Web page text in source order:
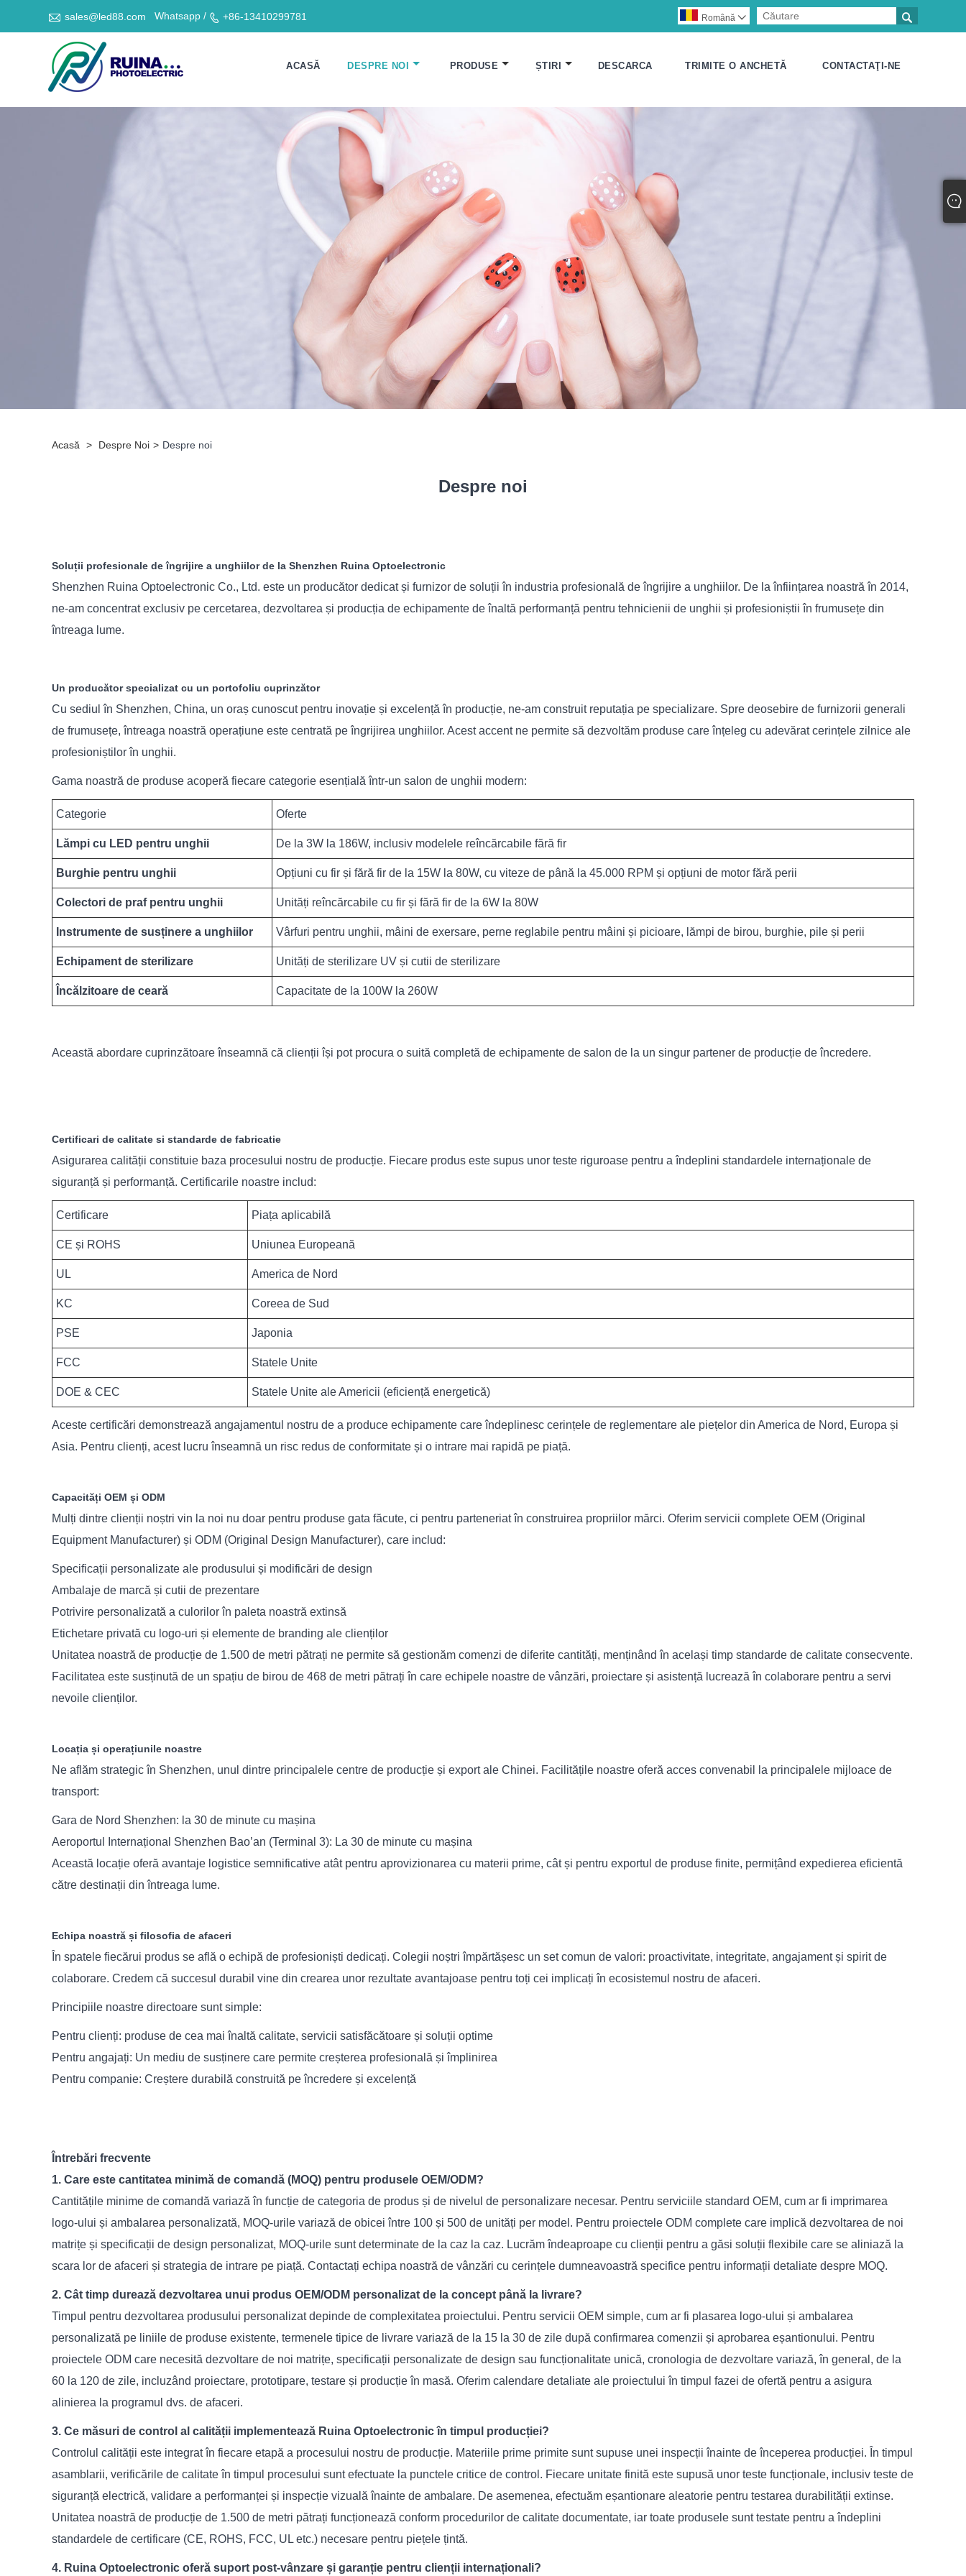
 sales@led88.com Whatsapp /  +86-13410299781 
Română 
ACASĂ DESPRE NOI PRODUSE ȘTIRI DESCARCA TRIMITE O ANCHETĂ CONTACTAŢI-NE
Acasă > Despre Noi > Despre noi
Despre noi
Soluții profesionale de îngrijire a unghiilor de la Shenzhen Ruina Optoelectronic
Shenzhen Ruina Optoelectronic Co., Ltd. este un producător dedicat și furnizor de soluții în industria profesională de îngrijire a unghiilor. De la înființarea noastră în 2014,
ne-am concentrat exclusiv pe cercetarea, dezvoltarea și producția de echipamente de înaltă performanță pentru tehnicienii de unghii și profesioniștii în frumusețe din
întreaga lume.
Un producător specializat cu un portofoliu cuprinzător
Cu sediul în Shenzhen, China, un oraș cunoscut pentru inovație și excelență în producție, ne-am construit reputația pe specializare. Spre deosebire de furnizorii generali
de frumusețe, întreaga noastră operațiune este centrată pe îngrijirea unghiilor. Acest accent ne permite să dezvoltăm produse care înțeleg cu adevărat cerințele zilnice ale
profesioniștilor în unghii.
Gama noastră de produse acoperă fiecare categorie esențială într-un salon de unghii modern:
Categorie Oferte
Lămpi cu LED pentru unghii De la 3W la 186W, inclusiv modelele reîncărcabile fără fir
Burghie pentru unghii Opțiuni cu fir și fără fir de la 15W la 80W, cu viteze de până la 45.000 RPM și opțiuni de motor fără perii
Colectori de praf pentru unghii Unități reîncărcabile cu fir și fără fir de la 6W la 80W
Instrumente de susținere a unghiilor Vârfuri pentru unghii, mâini de exersare, perne reglabile pentru mâini și picioare, lămpi de birou, burghie, pile și perii
Echipament de sterilizare Unități de sterilizare UV și cutii de sterilizare
Încălzitoare de ceară Capacitate de la 100W la 260W
Această abordare cuprinzătoare înseamnă că clienții își pot procura o suită completă de echipamente de salon de la un singur partener de producție de încredere.
Certificari de calitate si standarde de fabricatie
Asigurarea calității constituie baza procesului nostru de producție. Fiecare produs este supus unor teste riguroase pentru a îndeplini standardele internaționale de
siguranță și performanță. Certificarile noastre includ:
Certificare Piața aplicabilă
CE și ROHS Uniunea Europeană
UL America de Nord
KC Coreea de Sud
PSE Japonia
FCC Statele Unite
DOE & CEC Statele Unite ale Americii (eficiență energetică)
Aceste certificări demonstrează angajamentul nostru de a produce echipamente care îndeplinesc cerințele de reglementare ale piețelor din America de Nord, Europa și
Asia. Pentru clienți, acest lucru înseamnă un risc redus de conformitate și o intrare mai rapidă pe piață.
Capacități OEM și ODM
Mulți dintre clienții noștri vin la noi nu doar pentru produse gata făcute, ci pentru parteneriat în construirea propriilor mărci. Oferim servicii complete OEM (Original
Equipment Manufacturer) și ODM (Original Design Manufacturer), care includ:
Specificații personalizate ale produsului și modificări de design
Ambalaje de marcă și cutii de prezentare
Potrivire personalizată a culorilor în paleta noastră extinsă
Etichetare privată cu logo-uri și elemente de branding ale clienților
Unitatea noastră de producție de 1.500 de metri pătrați ne permite să gestionăm comenzi de diferite cantități, menținând în același timp standarde de calitate consecvente.
Facilitatea este susținută de un spațiu de birou de 468 de metri pătrați în care echipele noastre de vânzări, proiectare și asistență lucrează în colaborare pentru a servi
nevoile clienților.
Locația și operațiunile noastre
Ne aflăm strategic în Shenzhen, unul dintre principalele centre de producție și export ale Chinei. Facilitățile noastre oferă acces convenabil la principalele mijloace de
transport:
Gara de Nord Shenzhen: la 30 de minute cu mașina
Aeroportul Internațional Shenzhen Bao’an (Terminal 3): La 30 de minute cu mașina
Această locație oferă avantaje logistice semnificative atât pentru aprovizionarea cu materii prime, cât și pentru exportul de produse finite, permițând expedierea eficientă
către destinații din întreaga lume.
Echipa noastră și filosofia de afaceri
În spatele fiecărui produs se află o echipă de profesioniști dedicați. Colegii noștri împărtășesc un set comun de valori: proactivitate, integritate, angajament și spirit de
colaborare. Credem că succesul durabil vine din crearea unor rezultate avantajoase pentru toți cei implicați în ecosistemul nostru de afaceri.
Principiile noastre directoare sunt simple:
Pentru clienți: produse de cea mai înaltă calitate, servicii satisfăcătoare și soluții optime
Pentru angajați: Un mediu de susținere care permite creșterea profesională și împlinirea
Pentru companie: Creștere durabilă construită pe încredere și excelență
Întrebări frecvente
1. Care este cantitatea minimă de comandă (MOQ) pentru produsele OEM/ODM?
Cantitățile minime de comandă variază în funcție de categoria de produs și de nivelul de personalizare necesar. Pentru serviciile standard OEM, cum ar fi imprimarea
logo-ului și ambalarea personalizată, MOQ-urile variază de obicei între 100 și 500 de unități per model. Pentru proiectele ODM complete care implică dezvoltarea de noi
matrițe și specificații de design personalizat, MOQ-urile sunt determinate de la caz la caz. Lucrăm îndeaproape cu clienții pentru a găsi soluții flexibile care se aliniază la
scara lor de afaceri și strategia de intrare pe piață. Contactați echipa noastră de vânzări cu cerințele dumneavoastră specifice pentru informații detaliate despre MOQ.
2. Cât timp durează dezvoltarea unui produs OEM/ODM personalizat de la concept până la livrare?
Timpul pentru dezvoltarea produsului personalizat depinde de complexitatea proiectului. Pentru servicii OEM simple, cum ar fi plasarea logo-ului și ambalarea
personalizată pe liniile de produse existente, termenele tipice de livrare variază de la 15 la 30 de zile după confirmarea comenzii și aprobarea eșantionului. Pentru
proiectele ODM care necesită dezvoltare de noi matrițe, specificații personalizate de design sau funcționalitate unică, cronologia de dezvoltare variază, în general, de la
60 la 120 de zile, incluzând proiectare, prototipare, testare și producție în masă. Oferim calendare detaliate ale proiectului în timpul fazei de ofertă pentru a asigura
alinierea la programul dvs. de afaceri.
3. Ce măsuri de control al calității implementează Ruina Optoelectronic în timpul producției?
Controlul calității este integrat în fiecare etapă a procesului nostru de producție. Materiile prime primite sunt supuse unei inspecții înainte de începerea producției. În timpul
asamblarii, verificările de calitate în timpul procesului sunt efectuate la punctele critice de control. Fiecare unitate finită este supusă unor teste funcționale, inclusiv teste de
siguranță electrică, validare a performanței și inspecție vizuală înainte de ambalare. De asemenea, efectuăm eșantionare aleatorie pentru testarea durabilității extinse.
Unitatea noastră de producție de 1.500 de metri pătrați funcționează conform procedurilor de calitate documentate, iar toate produsele sunt testate pentru a îndeplini
standardele de certificare (CE, ROHS, FCC, UL etc.) necesare pentru piețele țintă.
4. Ruina Optoelectronic oferă suport post-vânzare și garanție pentru clienții internaționali?